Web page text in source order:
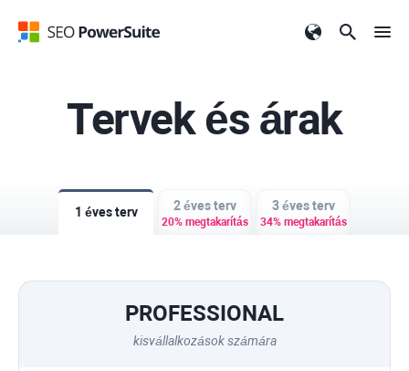
Tervek és árak
1 éves terv 2 éves terv
20% megtakarítás
3 éves terv
34% megtakarítás
PROFESSIONAL
kisvállalkozások számára